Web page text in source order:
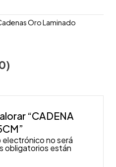
Oro Laminado
“CADENA
electrónico no será
obligatorios están